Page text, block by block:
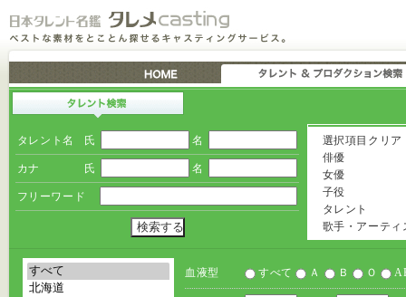
タレント名 氏 名
カナ 氏 名
フリーワード
選択項目クリア
俳優
女優
子役
タレント
歌手・アーティ
血液型 すべて Ａ Ｂ Ｏ